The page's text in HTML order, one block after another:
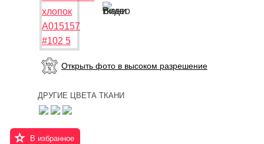
Открыть фото в высоком разрешение
ДРУГИЕ ЦВЕТА ТКАНИ
В избранное